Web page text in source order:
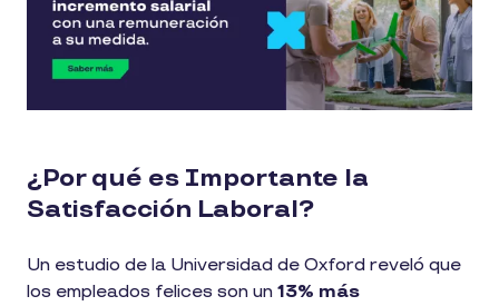
¿Por qué es Importante la
Satisfacción Laboral?
Un estudio de la Universidad de Oxford reveló que
los empleados felices son un 13% más